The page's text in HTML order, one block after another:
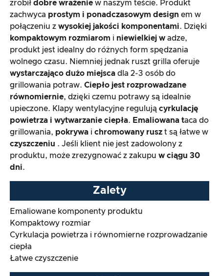
Test praktyczny
Stosunek ceny do wydajności
Wynik ogólny
zrobił dobre wrażenie w naszym teście. Produkt
zachwyca prostym i ponadczasowym design em w
połączeniu z wysokiej jakości komponentami. Dzięki
kompaktowym rozmiarom i niewielkiej w adze,
produkt jest idealny do różnych form spędzania
wolnego czasu. Niemniej jednak ruszt grilla oferuje
wystarczająco dużo miejsca dla 2-3 osób do
grillowania potraw. Ciepło jest rozprowadzane
równomiernie, dzięki czemu potrawy są idealnie
upieczone. Klapy wentylacyjne regulują cyrkulację
powietrza i wytwarzanie ciepła. Emaliowana taca do
grillowania, pokrywa i chromowany rusz t są łatwe w
czyszczeniu . Jeśli klient nie jest zadowolony z
produktu, może zrezygnować z zakupu w ciągu 30
dni.
Zalety
Emaliowane komponenty produktu
Kompaktowy rozmiar
Cyrkulacja powietrza i równomierne rozprowadzanie
ciepła
Łatwe czyszczenie